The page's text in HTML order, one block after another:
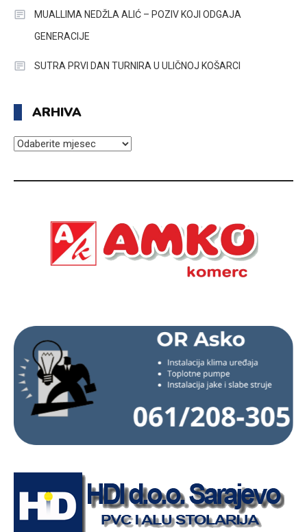
MUALLIMA NEDŽLA ALIĆ – POZIV KOJI ODGAJA
GENERACIJE
SUTRA PRVI DAN TURNIRA U ULIČNOJ KOŠARCI
ARHIVA
ARHIVA